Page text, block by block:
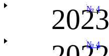
2023
№ 4
№ 4